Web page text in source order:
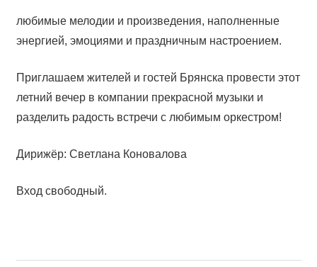
любимые мелодии и произведения, наполненные
энергией, эмоциями и праздничным настроением.
Приглашаем жителей и гостей Брянска провести этот
летний вечер в компании прекрасной музыки и
разделить радость встречи с любимым оркестром!
Дирижёр: Светлана Коновалова
Вход свободный.